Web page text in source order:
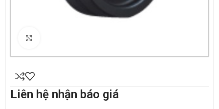
Liên hệ nhận báo giá